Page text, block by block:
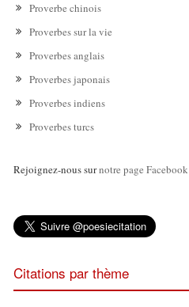
Proverbe chinois
Proverbes sur la vie
Proverbes anglais
Proverbes japonais
Proverbes indiens
Proverbes turcs
Rejoignez-nous surnotre page Facebook
Citations par thème